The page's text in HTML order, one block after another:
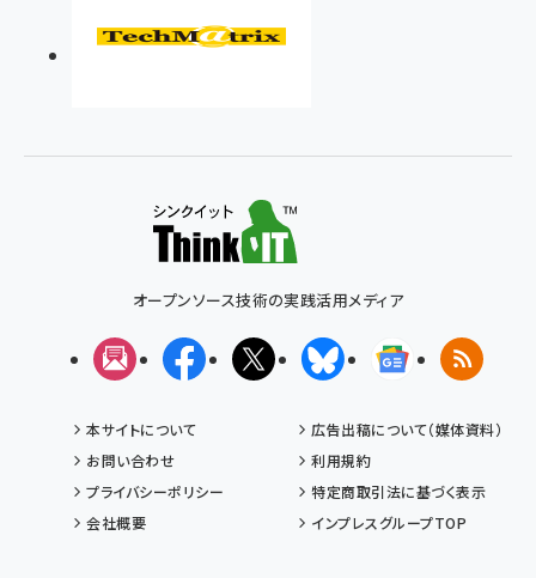
オープンソース技術の実践活用メディア
メルマガFacebookX(エックス)BlueskyGoogleニュ
RSS
本サイトについて
広告出稿について（媒体資料）
お問い合わせ
利用規約
プライバシーポリシー
特定商取引法に基づく表示
会社概要
インプレスグループTOP